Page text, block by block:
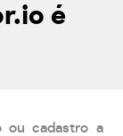
é
ou cadastro a